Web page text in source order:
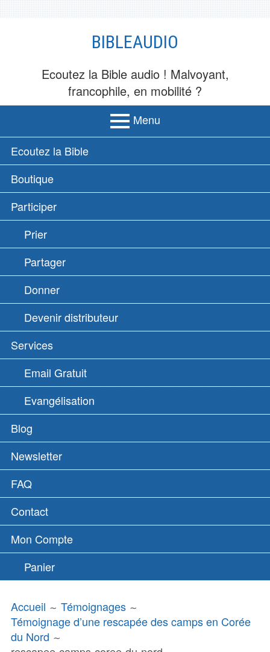
BIBLEAUDIO
Ecoutez la Bible audio ! Malvoyant,
francophile, en mobilité ?
Menu
MENU
PRINCIPAL
Ecoutez la Bible
Boutique
Participer
Prier
Partager
Donner
Devenir distributeur
Services
Email Gratuit
Evangélisation
Blog
Newsletter
FAQ
Contact
Mon Compte
Panier
D'ARIANE
Accueil
Témoignages
Témoignage d’une rescapée des camps en Corée
du Nord